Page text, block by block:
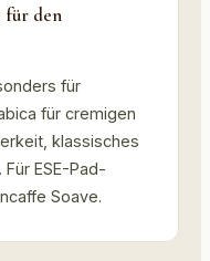
für den
für
für cremigen
klassisches
ESE-Pad-
Soave.